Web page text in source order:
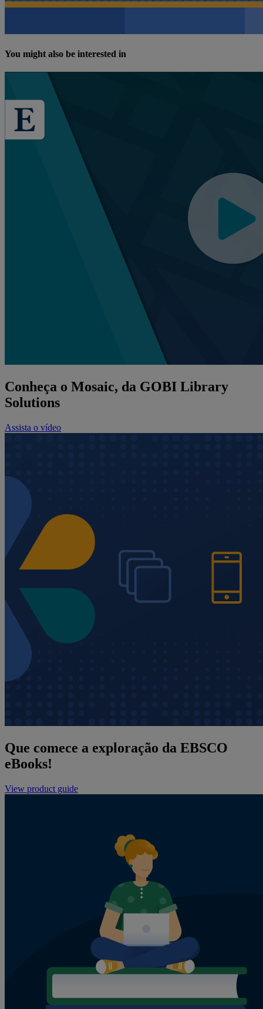
You might also be interested in
Conheça o Mosaic, da GOBI Library
Solutions
Assista o vídeo
Que comece a exploração da EBSCO
eBooks!
View product guide